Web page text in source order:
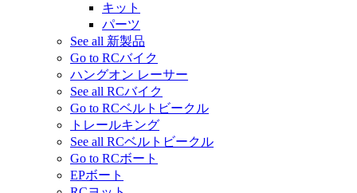
キット
パーツ
See all 新製品
Go to RCバイク
ハングオン レーサー
See all RCバイク
Go to RCベルトビークル
トレールキング
See all RCベルトビークル
Go to RCボート
EPボート